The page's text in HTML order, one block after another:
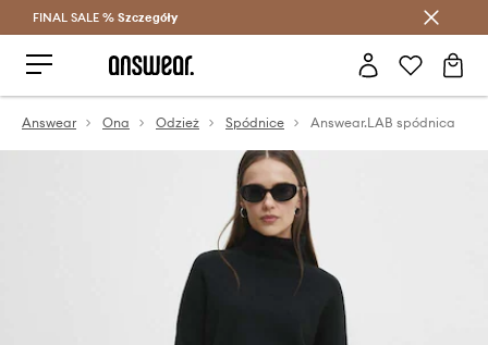
Oszczędzaj z Answear Club >
FINAL SALE % Szczegóły
Answear Ona Odzież Spódnice Answear.LAB spódnica